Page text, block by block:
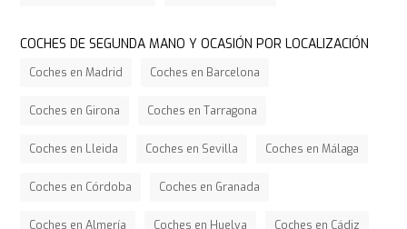
COCHES DE SEGUNDA MANO Y OCASIÓN POR LOCALIZACIÓN
Coches en Madrid Coches en Barcelona
Coches en Girona Coches en Tarragona
Coches en Lleida Coches en Sevilla Coches en Málaga
Coches en Córdoba Coches en Granada
Coches en Almería Coches en Huelva Coches en Cádiz